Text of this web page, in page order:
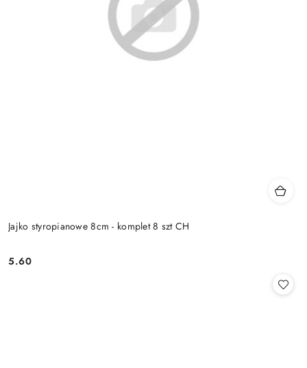
Jajko styropianowe 8cm - komplet 8 szt CH
Cena:
5.60